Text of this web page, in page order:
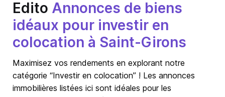
Edito Annonces de biens
idéaux pour investir en
colocation à Saint-Girons
Maximisez vos rendements en explorant notre
catégorie “Investir en colocation” ! Les annonces
immobilières listées ici sont idéales pour les